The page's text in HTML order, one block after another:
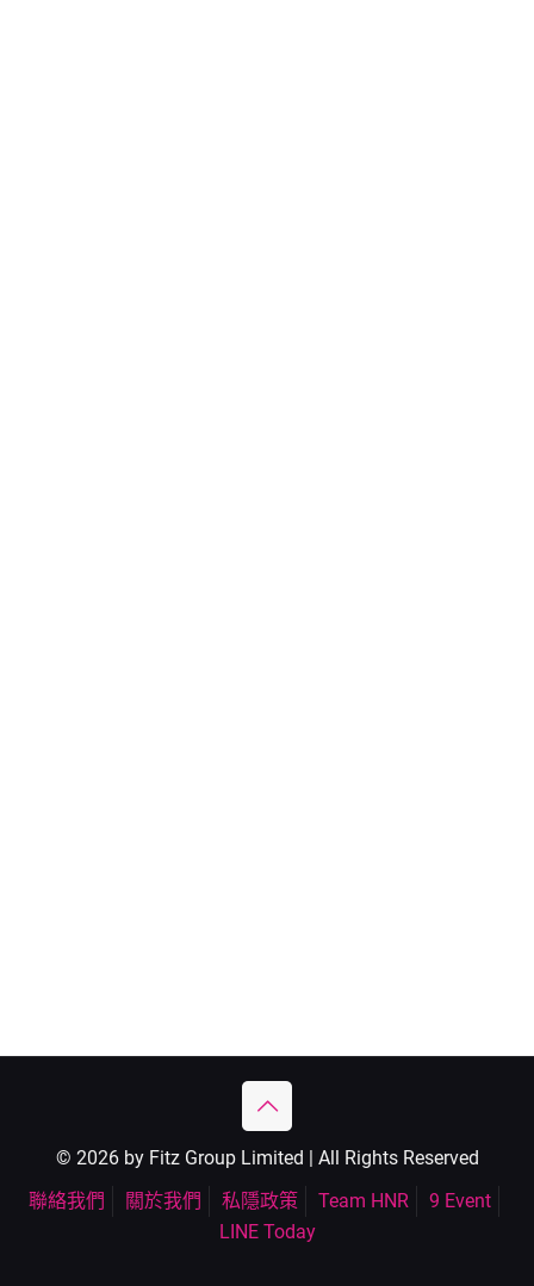
© 2026 by Fitz Group Limited | All Rights Reserved
聯絡我們
關於我們 私隱政策 Team HNR
9 Event
LINE Today